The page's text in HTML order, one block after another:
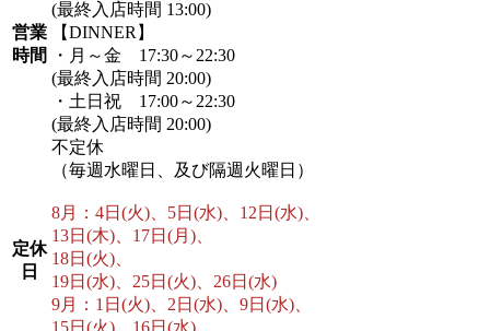
営業
時間
(最終入店時間 13:00)
【DINNER】
・月～金 17:30～22:30
(最終入店時間 20:00)
・土日祝 17:00～22:30
(最終入店時間 20:00)
定休
日
不定休
（毎週水曜日、及び隔週火曜日）
8月：4日(火)、5日(水)、12日(水)、
13日(木)、17日(月)、
18日(火)、
19日(水)、25日(火)、26日(水)
9月：1日(火)、2日(水)、9日(水)、
15日(火)、16日(水)、